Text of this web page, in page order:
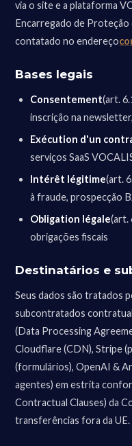
via o site e a plataforma
Encarregado de
contatado no endereço
Bases legais
Consentement(art.
inscrição na
Exécution d'un
serviços SaaS
Intérêt légitime(art.
à fraude, prospecção
Obligation légale(art.
obrigações fiscais
Destinatários e
Seus dados são tratados
subcontratados
(Data Processing
Cloudflare (CDN), Stripe
(formulários), OpenAI &
agentes) em estrita
Contractual Clauses) da
transferências fora da UE.